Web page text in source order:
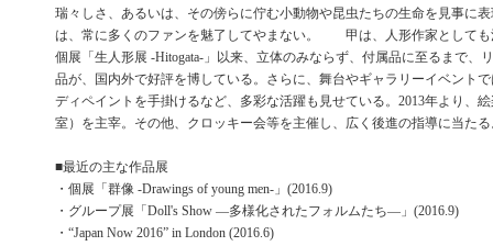
瑞々しさ、あるいは、その傍らに佇む小動物や昆虫たちの生命を見事に
は、常に多くのファンを魅了してやまない。 甲は、人形作家としても
個展「生人形展 -Hitogata-」以来、立体のみならず、付属品に至るまで、
品が、国内外で好評を博している。さらに、舞台やギャラリーイベント
ディペイントを手掛けるなど、多彩な活躍も見せている。2013年より、
室）を主宰。その他、クロッキー会等を主催し、広く後進の指導に当た
■最近の主な作品展
・個展「群像 -Drawings of young men-」(2016.9)
・グループ展「Doll's Show ―多様化されたフォルムたち―」(2016.9)
・“Japan Now 2016” in London (2016.6)